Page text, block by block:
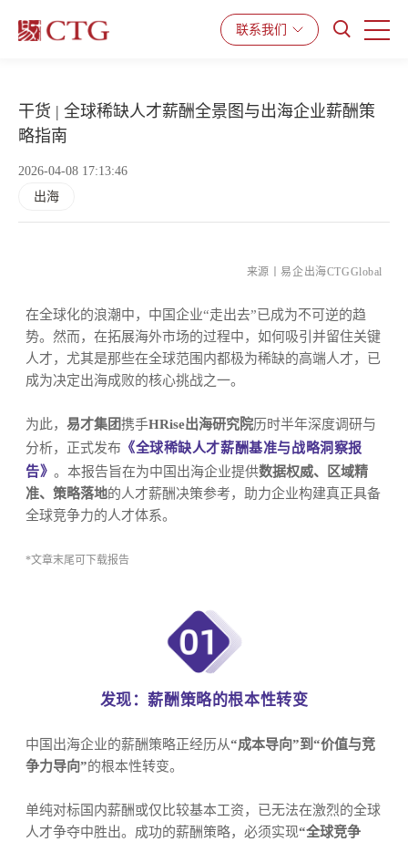
解决方案 资源中心
联系我们
干货 | 全球稀缺人才薪酬全景图与出海企业薪酬策
略指南
2026-04-08 17:13:46
出海
来源丨易企出海CTGGlobal
在全球化的浪潮中，中国企业“走出去”已成为不可逆的趋
势。然而，在拓展海外市场的过程中，如何吸引并留住关键
人才，尤其是那些在全球范围内都极为稀缺的高端人才，已
成为决定出海成败的核心挑战之一。
为此， 易才集团携手HRise出海研究院历时半年深度调研与
分析，正式发布 《全球稀缺人才薪酬基准与战略洞察报
告》。本报告旨在为中国出海企业提供数据权威、区域精
准、策略落地的人才薪酬决策参考，助力企业构建真正具备
全球竞争力的人才体系。
*文章末尾可下载报告
发现：薪酬策略的根本性转变
中国出海企业的薪酬策略正经历从“成本导向”到“价值与竞
争力导向”的根本性转变。
单纯对标国内薪酬或仅比较基本工资，已无法在激烈的全球
人才争夺中胜出。成功的薪酬策略，必须实现“全球竞争